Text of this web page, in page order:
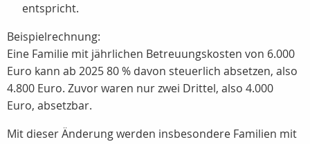
entspricht.
Beispielrechnung:
Eine Familie mit jährlichen Betreuungskosten von 6.000
Euro kann ab 2025 80 % davon steuerlich absetzen, also
4.800 Euro. Zuvor waren nur zwei Drittel, also 4.000
Euro, absetzbar.
Mit dieser Änderung werden insbesondere Familien mit